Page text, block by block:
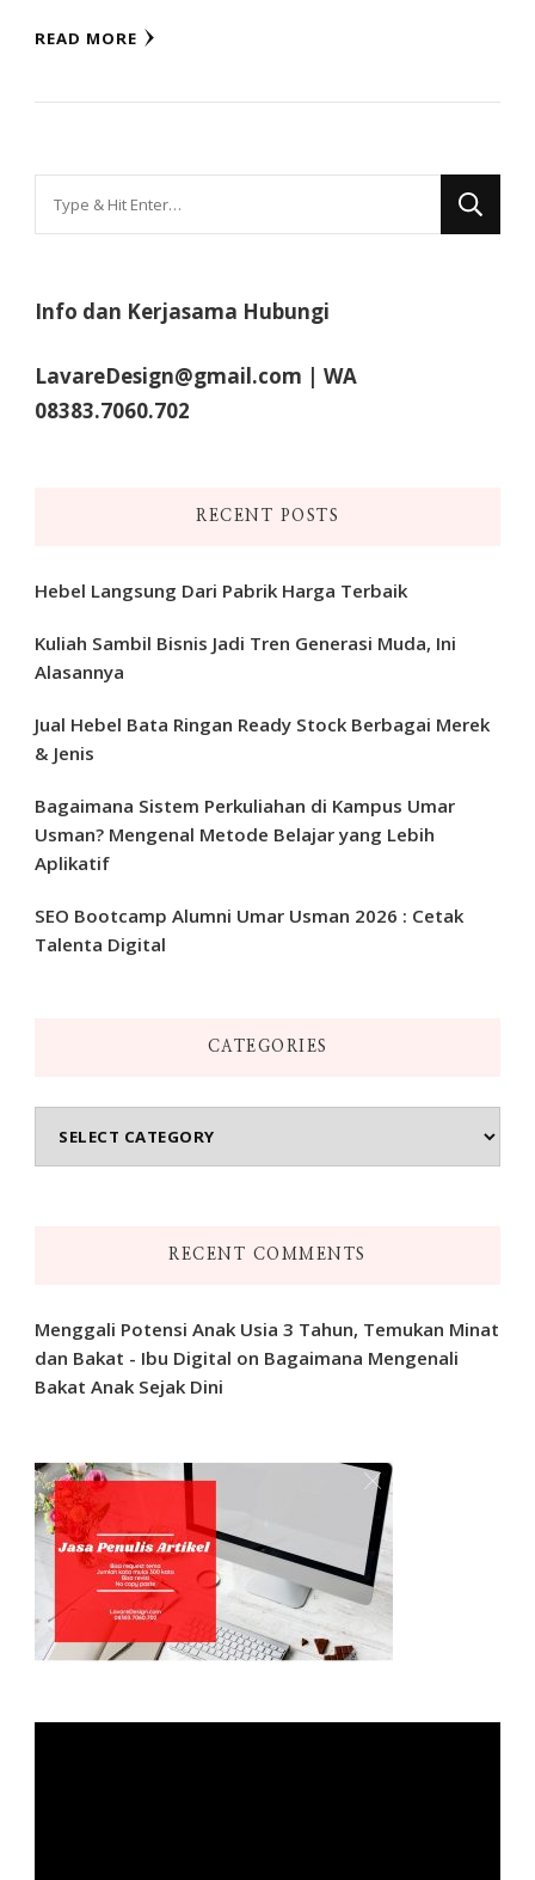
READ MORE
Info dan Kerjasama Hubungi
LavareDesign@gmail.com | WA
08383.7060.702
RECENT POSTS
Hebel Langsung Dari Pabrik Harga Terbaik
Kuliah Sambil Bisnis Jadi Tren Generasi Muda, Ini
Alasannya
Jual Hebel Bata Ringan Ready Stock Berbagai Merek
& Jenis
Bagaimana Sistem Perkuliahan di Kampus Umar
Usman? Mengenal Metode Belajar yang Lebih
Aplikatif
SEO Bootcamp Alumni Umar Usman 2026 : Cetak
Talenta Digital
CATEGORIES
RECENT COMMENTS
Menggali Potensi Anak Usia 3 Tahun, Temukan Minat
dan Bakat - Ibu Digital on Bagaimana Mengenali
Bakat Anak Sejak Dini